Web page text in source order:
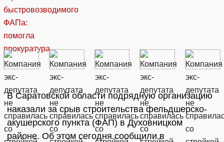
В Саратовской области подрядную организацию
наказали за срыв строительства фельдшерско-
акушерского пункта (ФАП) в Духовницком
районе. Об этом сегодня сообщили в